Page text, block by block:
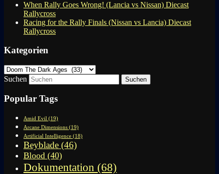
When Rally Goes Wrong! (Lancia vs Nissan) Diecast
Rallycross
Racing for the Rally Finals (Nissan vs Lancia) Diecast
Rallycross
Kategorien
Kategorien
Suchen
Popular Tags
Amid Evil (19)
Arcane Dimensions (19)
Artificial Intelligence (18)
Beyblade (46)
Blood (40)
Dokumentation (68)